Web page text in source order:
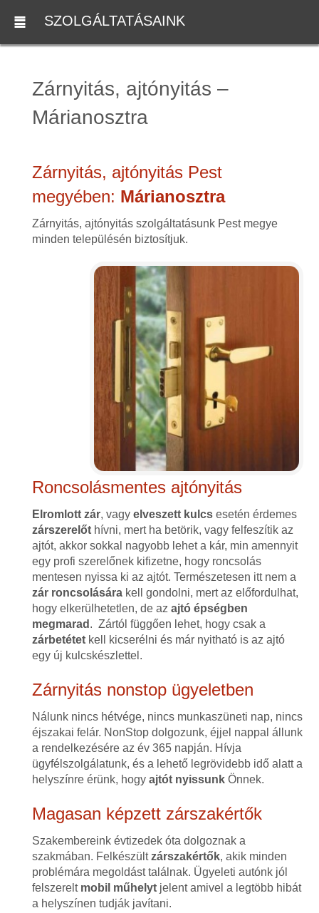
SZOLGÁLTATÁSAINK
Zárnyitás, ajtónyitás –
Márianosztra
Zárnyitás, ajtónyitás Pest
megyében: Márianosztra
Zárnyitás, ajtónyitás szolgáltatásunk Pest megye
minden településén biztosítjuk.
Roncsolásmentes ajtónyitás
Elromlott zár, vagy elveszett kulcsesetén érdemes
zárszerelőthívni, mert ha betörik, vagy felfeszítik az
ajtót, akkor sokkal nagyobb lehet a kár, min amennyit
egy profi szerelőnek kifizetne, hogy roncsolás
mentesen nyissa ki az ajtót. Természetesen itt nem a
zár roncsolásárakell gondolni, mert az előfordulhat,
hogy elkerülhetetlen, de az ajtó épségben
megmarad . Zártól függően lehet, hogy csak a
zárbetétetkell kicserélni és már nyitható is az ajtó
egy új kulcskészlettel.
Zárnyitás nonstop ügyeletben
Nálunk nincs hétvége, nincs munkaszüneti nap, nincs
éjszakai felár. NonStop dolgozunk, éjjel nappal állunk
a rendelkezésére az év 365 napján. Hívja
ügyfélszolgálatunk, és a lehető legrövidebb idő alatt a
helyszínre érünk, hogy ajtót nyissunkÖnnek.
Magasan képzett zárszakértők
Szakembereink évtizedek óta dolgoznak a
szakmában. Felkészültzárszakértők, akik minden
problémára megoldást találnak. Ügyeleti autónk jól
felszerelt mobil műhelytjelent amivel a legtöbb hibát
a helyszínen tudják javítani.